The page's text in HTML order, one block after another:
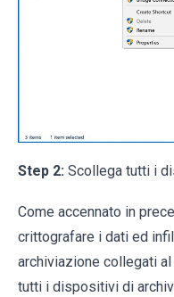
Step 2: Scollega tutti i
Come accennato in
crittografare i dati ed
archiviazione collegati
tutti i dispositivi di